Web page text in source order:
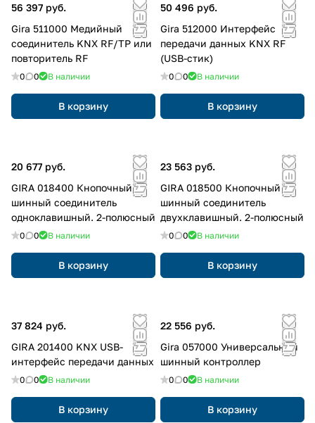
56 397 руб.
Gira 511000 Медийный
соединитель KNX RF/TP или
повторитель RF
0 0 В наличии
В корзину
50 496 руб.
Gira 512000 Интерфейс
передачи данных KNX RF
(USB-стик)
0 0 В наличии
В корзину
20 677 руб.
GIRA 018400 Кнопочный
шинный соединитель
одноклавишный. 2-полюсный
0 0 В наличии
В корзину
23 563 руб.
GIRA 018500 Кнопочный
шинный соединитель
двухклавишный. 2-полюсный
0 0 В наличии
В корзину
37 824 руб.
GIRA 201400 KNX USB-
интерфейс передачи данных
0 0 В наличии
В корзину
22 556 руб.
Gira 057000 Универсальный
шинный контроллер
0 0 В наличии
В корзину